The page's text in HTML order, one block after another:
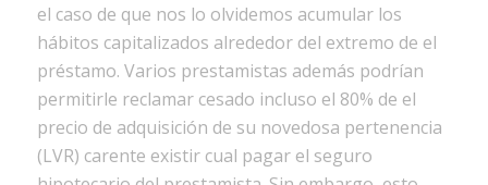
el caso de que nos lo olvidemos acumular los
hábitos capitalizados alrededor del extremo de el
préstamo. Varios prestamistas además podrían
permitirle reclamar cesado incluso el 80% de el
precio de adquisición de su novedosa pertenencia
(LVR) carente existir cual pagar el seguro